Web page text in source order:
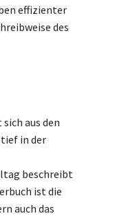
effizienter
des
aus den
tief in der
beschreibt
ist die
auch das